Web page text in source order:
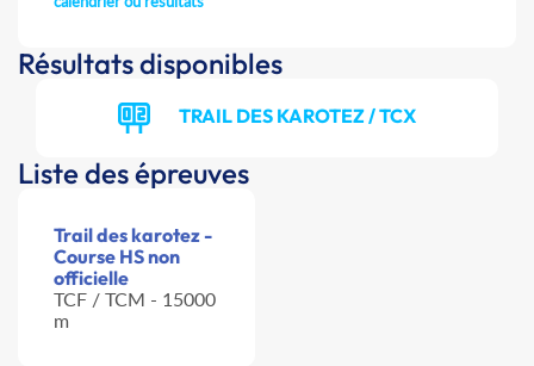
Résultats disponibles
TRAIL DES KAROTEZ / TCX
Liste des épreuves
Trail des karotez -
Course HS non
officielle
TCF / TCM - 15000
m